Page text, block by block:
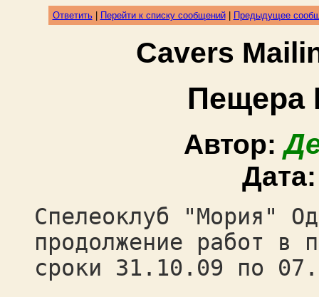
Ответить| Перейти к списку сообщений| Предыдущее
Cavers
Пещера
Автор:
Спелеоклуб "Мория"
продолжение работ в
сроки 31.10.09 по